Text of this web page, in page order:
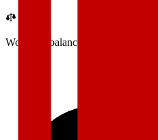
Work-life balance